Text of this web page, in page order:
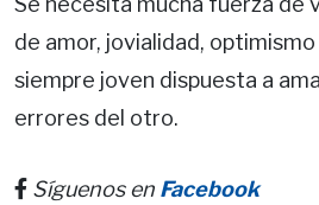
de amor, jovialidad,
siempre joven dispuesta a
errores del otro.
Síguenos en Facebook